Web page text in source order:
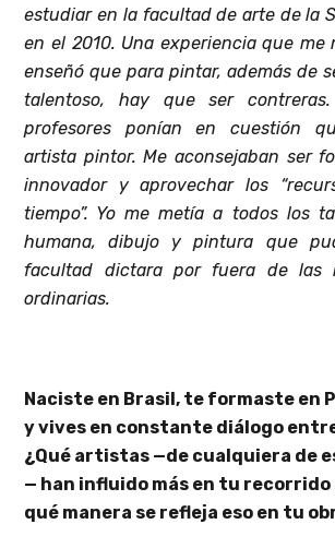
estudiar en la facultad de arte de la
en el 2010. Una experiencia que me
enseñó que para pintar, además de
talentoso, hay que ser
profesores ponían en cuestión
artista pintor. Me aconsejaban ser
innovador y aprovechar los
tiempo”. Yo me metía a todos los
humana, dibujo y pintura que
facultad dictara por fuera de las
ordinarias.
Naciste en Brasil, te formaste en
y vives en constante diálogo
¿Qué artistas —de cualquiera de
— han influido más en tu
qué manera se refleja eso en tu